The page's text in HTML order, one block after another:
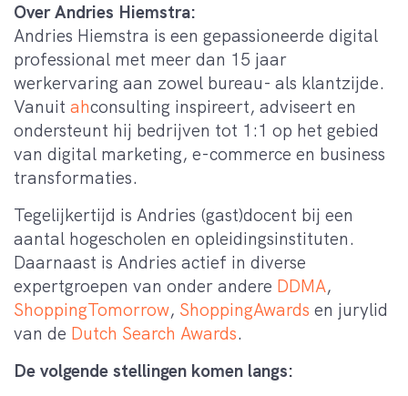
Over Andries Hiemstra:
Andries Hiemstra is een gepassioneerde digital
professional met meer dan 15 jaar
werkervaring aan zowel bureau- als klantzijde.
Vanuit ahconsulting inspireert, adviseert en
ondersteunt hij bedrijven tot 1:1 op het gebied
van digital marketing, e-commerce en business
transformaties.
Tegelijkertijd is Andries (gast)docent bij een
aantal hogescholen en opleidingsinstituten.
Daarnaast is Andries actief in diverse
expertgroepen van onder andere DDMA,
ShoppingTomorrow, ShoppingAwards en jurylid
van de Dutch Search Awards.
De volgende stellingen komen langs: